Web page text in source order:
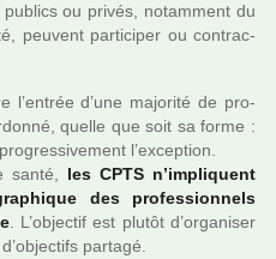
ou privés, notam­ment du
peu­vent par­ti­ci­per ou contrac­
l’entrée d’une majo­rité de pro­
quelle que soit sa forme :
l’excep­tion.
santé,
les CPTS n’impli­quent
des pro­fes­sion­nels
. L’objec­tif est plutôt d’orga­ni­ser
par­tagé.